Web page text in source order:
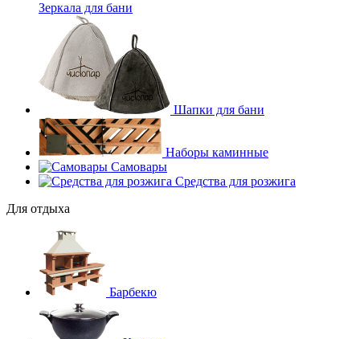
Зеркала для бани
Шапки для бани
Наборы каминные
Самовары
Средства для розжига
Для отдыха
Барбекю